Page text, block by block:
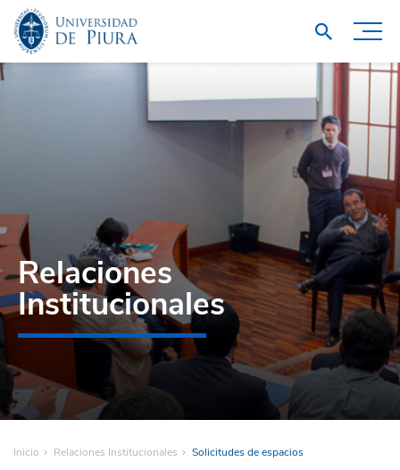
Relaciones
Institucionales
Inicio Relaciones Institucionales Solicitudes de espacios